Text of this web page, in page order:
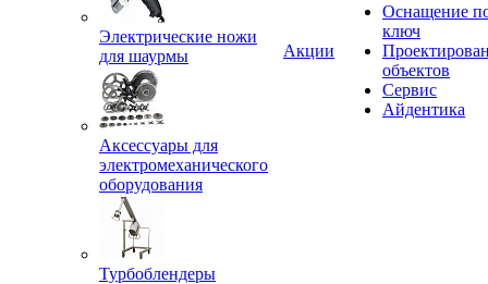
Электрические ножи
для шаурмы
Аксессуары для
электромеханического
оборудования
Турбоблендеры
Акции
Оснащение
ключ
объектов
Сервис
Айдентика